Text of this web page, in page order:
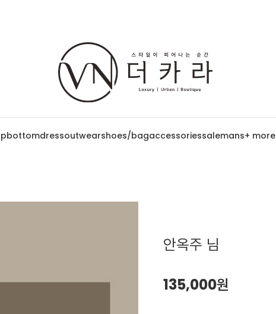
bottomdressoutwearshoes/bagaccessoriessalemans+ more
안옥주 님
135,000원